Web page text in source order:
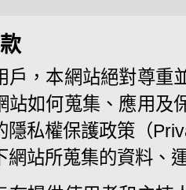
戶，本網站絕對尊重
站如何蒐集、應用及
隱私權保護政策（
網站所蒐集的資料、